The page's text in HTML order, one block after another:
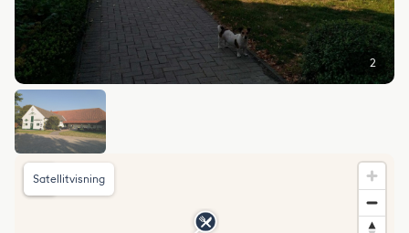
2
Satellitvisning